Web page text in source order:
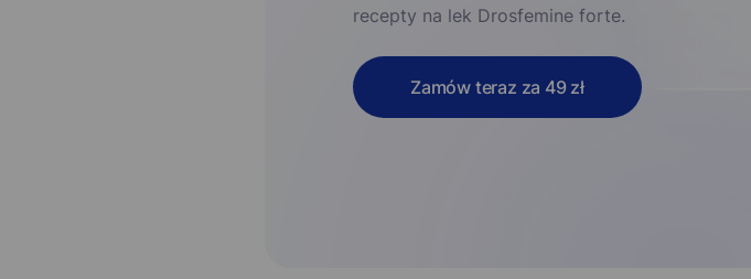
recepty na lek Drosfemine forte.
Zamów teraz za 49 zł